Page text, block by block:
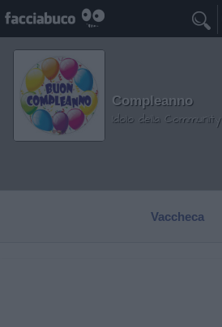
Compleanno
Idolo della Community
Vaccheca